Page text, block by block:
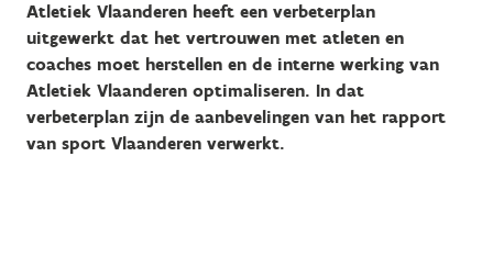
Atletiek Vlaanderen heeft een verbeterplan
uitgewerkt dat het vertrouwen met atleten en
coaches moet herstellen en de interne werking van
Atletiek Vlaanderen optimaliseren. In dat
verbeterplan zijn de aanbevelingen van het rapport
van sport Vlaanderen verwerkt.